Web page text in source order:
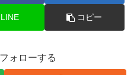
LINE コピー
ォローする